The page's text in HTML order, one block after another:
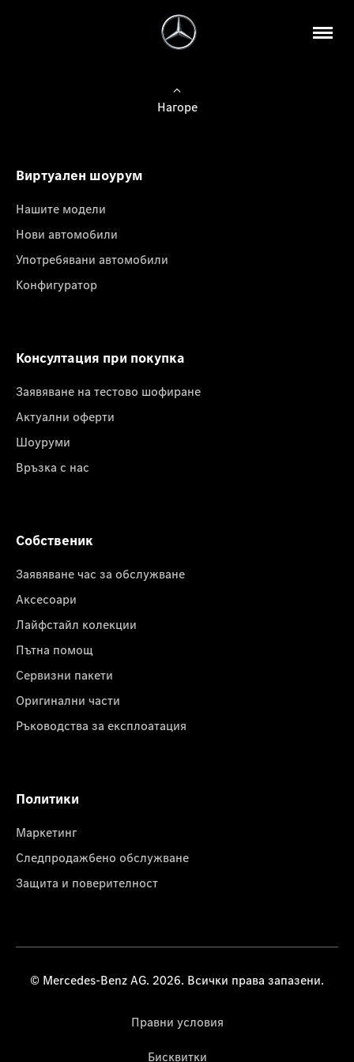
Нагоре
Виртуален шоурум
Нашите модели
Нови автомобили
Употребявани автомобили
Конфигуратор
Консултация при покупка
Заявяване на тестово шофиране
Актуални оферти
Шоуруми
Връзка с нас
Собственик
Заявяване час за обслужване
Аксесоари
Лайфстайл колекции
Пътна помощ
Сервизни пакети
Оригинални части
Ръководства за експлоатация
Политики
Маркетинг
Следпродажбено обслужване
Защита и поверителност
© Mercedes-Benz AG. 2026. Всички права запазени.
Правни условия
Бисквитки